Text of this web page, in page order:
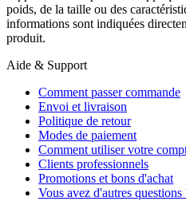
poids, de la taille ou des
informations sont indiquées
produit.
Aide & Support
Comment passer commande
Envoi et livraison
Politique de retour
Modes de paiement
Comment utiliser votre
Clients professionnels
Promotions et bons d'achat
Vous avez d'autres questions